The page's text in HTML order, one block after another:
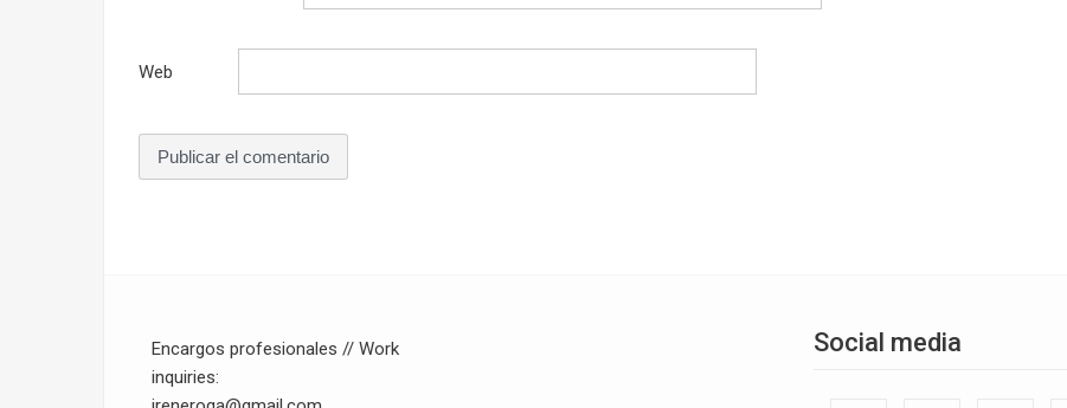
Web
Encargos profesionales // Work
inquiries:
Social media